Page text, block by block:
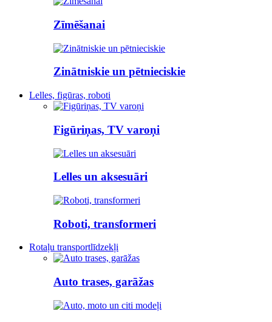
Zīmēšanai
Zinātniskie un pētnieciskie
Lelles, figūras, roboti
Figūriņas, TV varoņi
Lelles un aksesuāri
Roboti, transformeri
Rotaļu transportlīdzekļi
Auto trases, garāžas